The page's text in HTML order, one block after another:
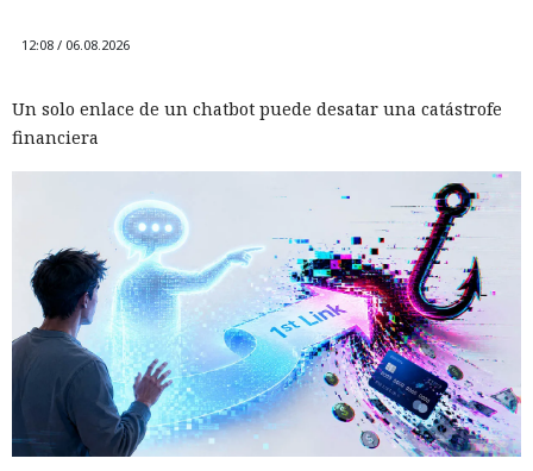
Google Assistant empezará a desaparecer de los teléfonos
inteligentes y tabletas con Android el 4 de septiembre de
2026. Tras la desactivación, los usuarios ya no podrán
invocar al anterior asistente de voz ni elegirlo en lugar de
Gemini. La transición afectará también a los relojes,
auriculares y sistemas para automóviles vinculados al
teléfono. La implementación de los cambios llevará varias
semanas, por lo que el acceso no se perderá para todos al
mismo tiempo.
Google indicó la fecha exacta en una carta que recibieron
12:08 / 06.08.2026
Un solo enlace de un chatbot puede desatar una catástrofe
financiera